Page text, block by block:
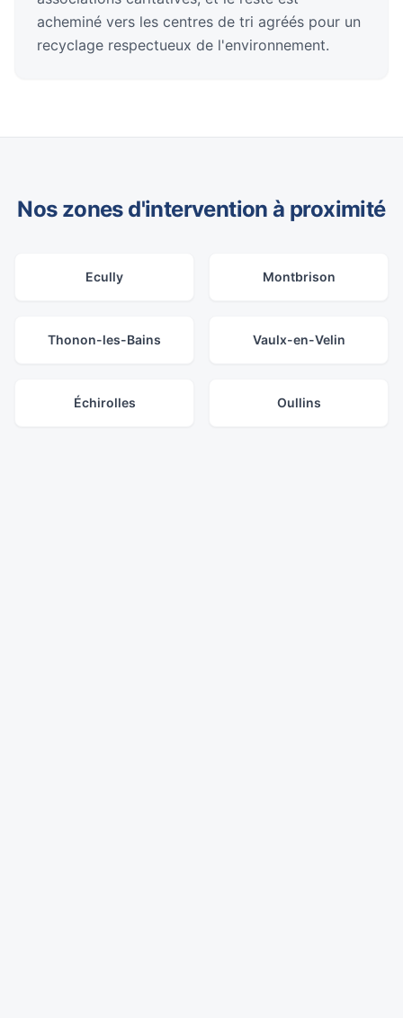
acheminé vers les centres de tri agréés pour un
recyclage respectueux de l'environnement.
Nos zones d'intervention à proximité
Ecully Montbrison
Thonon-les-Bains Vaulx-en-Velin
Échirolles Oullins